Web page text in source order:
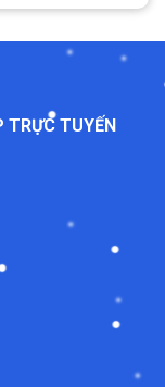
TRỰC TUYẾN